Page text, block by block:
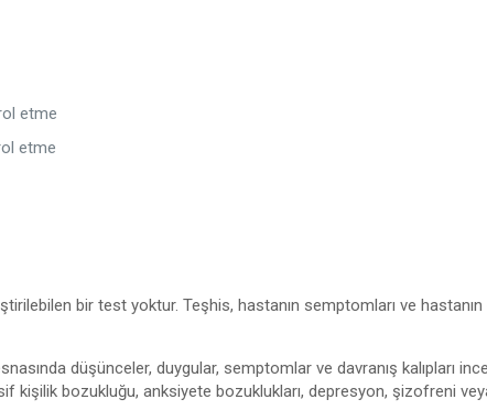
etme
etme
bir test yoktur. Teşhis, hastanın semptomları ve
düşünceler, duygular, semptomlar ve davranış kalıpları
bozukluğu, anksiyete bozuklukları, depresyon, şizofreni